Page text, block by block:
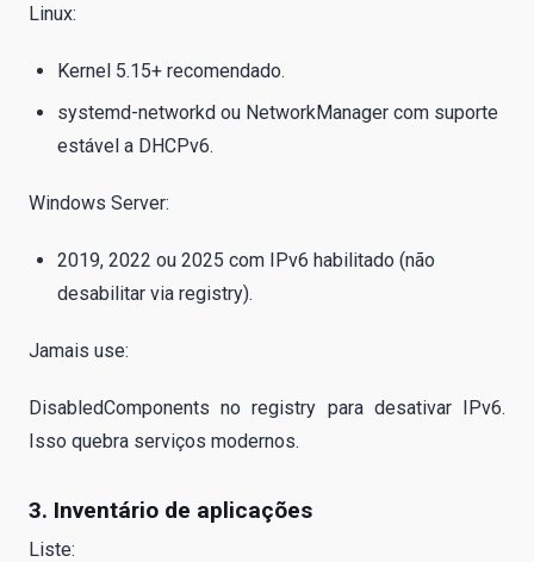
Linux:
Kernel 5.15+ recomendado.
systemd-networkd ou NetworkManager com suporte
estável a DHCPv6.
Windows Server:
2019, 2022 ou 2025 com IPv6 habilitado (não
desabilitar via registry).
Jamais use:
DisabledComponents no registry para desativar IPv6.
Isso quebra serviços modernos.
3. Inventário de aplicações
Liste: